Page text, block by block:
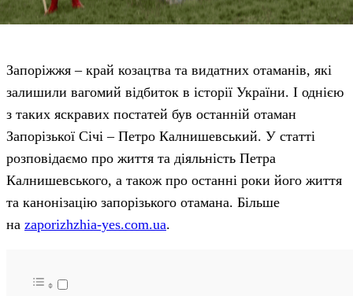
Запоріжжя – край козацтва та видатних отаманів, які
залишили вагомий відбиток в історії України. І однією
з таких яскравих постатей був останній отаман
Запорізької Січі – Петро Калнишевський. У статті
розповідаємо про життя та діяльність Петра
Калнишевського, а також про останні роки його життя
та канонізацію запорізького отамана. Більше
на zaporizhzhia-yes.com.ua.